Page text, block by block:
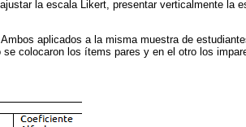
la escala Likert, presentar verticalmente la
aplicados a la misma muestra de
colocaron los ítems pares y en el otro los